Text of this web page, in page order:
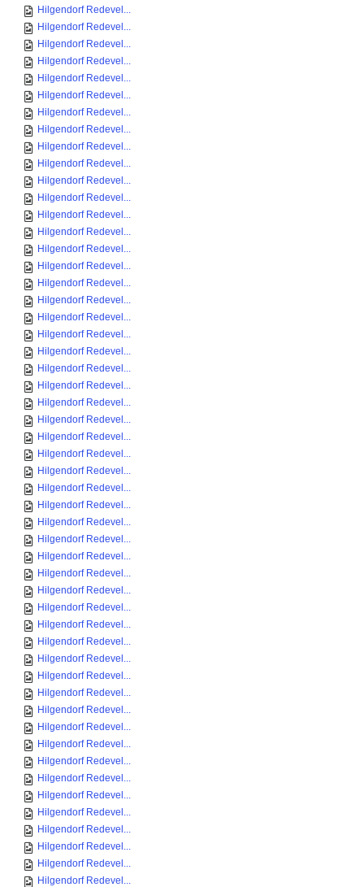
Hilgendorf Redevel...
Hilgendorf Redevel...
Hilgendorf Redevel...
Hilgendorf Redevel...
Hilgendorf Redevel...
Hilgendorf Redevel...
Hilgendorf Redevel...
Hilgendorf Redevel...
Hilgendorf Redevel...
Hilgendorf Redevel...
Hilgendorf Redevel...
Hilgendorf Redevel...
Hilgendorf Redevel...
Hilgendorf Redevel...
Hilgendorf Redevel...
Hilgendorf Redevel...
Hilgendorf Redevel...
Hilgendorf Redevel...
Hilgendorf Redevel...
Hilgendorf Redevel...
Hilgendorf Redevel...
Hilgendorf Redevel...
Hilgendorf Redevel...
Hilgendorf Redevel...
Hilgendorf Redevel...
Hilgendorf Redevel...
Hilgendorf Redevel...
Hilgendorf Redevel...
Hilgendorf Redevel...
Hilgendorf Redevel...
Hilgendorf Redevel...
Hilgendorf Redevel...
Hilgendorf Redevel...
Hilgendorf Redevel...
Hilgendorf Redevel...
Hilgendorf Redevel...
Hilgendorf Redevel...
Hilgendorf Redevel...
Hilgendorf Redevel...
Hilgendorf Redevel...
Hilgendorf Redevel...
Hilgendorf Redevel...
Hilgendorf Redevel...
Hilgendorf Redevel...
Hilgendorf Redevel...
Hilgendorf Redevel...
Hilgendorf Redevel...
Hilgendorf Redevel...
Hilgendorf Redevel...
Hilgendorf Redevel...
Hilgendorf Redevel...
Hilgendorf Redevel...